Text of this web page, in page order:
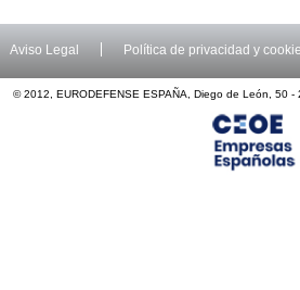
Aviso Legal Política de privacidad y
© 2012, EURODEFENSE ESPAÑA, Diego de León, 50